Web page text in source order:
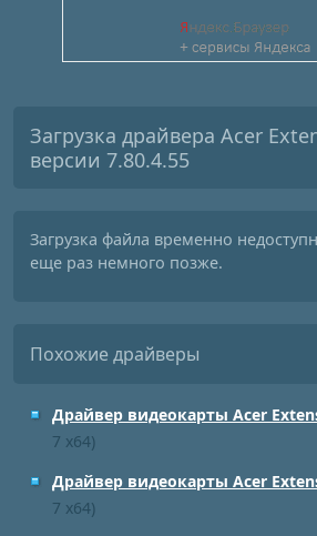
Загрузка драйвера Acer
версии 7.80.4.55
Загрузка файла временно
еще раз немного позже.
Похожие драйверы
Драйвер видеокарты Acer
7 x64)
Драйвер видеокарты Acer
7 x64)